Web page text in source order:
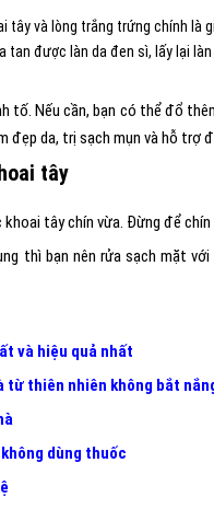
tây và lòng trắng trứng chính là
tan được làn da đen sì, lấy lại làn
tố. Nếu cần, bạn có thể đổ
đẹp da, trị sạch mụn và hỗ trợ
tây
tây chín vừa. Đừng để
thì bạn nên rửa sạch mặt
và hiệu quả nhất
từ thiên nhiên không bắt
dùng thuốc